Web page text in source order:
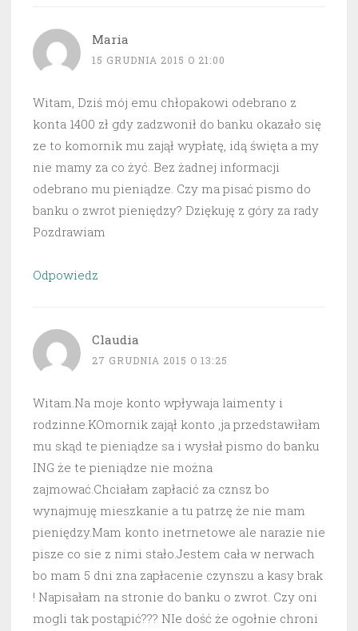
Maria
15 GRUDNIA 2015 O 21:00
Witam, Dziś mój emu chłopakowi odebrano z
konta 1400 zł gdy zadzwonił do banku okazało się
ze to komornik mu zajął wypłatę, idą święta a my
nie mamy za co żyć. Bez żadnej informacji
odebrano mu pieniądze. Czy ma pisać pismo do
banku o zwrot pieniędzy? Dziękuję z góry za rady
Pozdrawiam
Odpowiedz
Claudia
27 GRUDNIA 2015 O 13:25
Witam.Na moje konto wpływaja laimenty i
rodzinne.KOmornik zajął konto ,ja przedstawiłam
mu skąd te pieniądze sa i wysłał pismo do banku
ING że te pieniądze nie można
zajmować.Chciałam zapłacić za cznsz bo
wynajmuję mieszkanie a tu patrzę że nie mam
pieniędzy.Mam konto inetrnetowe ale narazie nie
pisze co sie z nimi stało.Jestem cała w nerwach
bo mam 5 dni zna zapłacenie czynszu a kasy brak
! Napisałam na stronie do banku o zwrot. Czy oni
mogli tak postąpić??? NIe dość że ogołnie chroni